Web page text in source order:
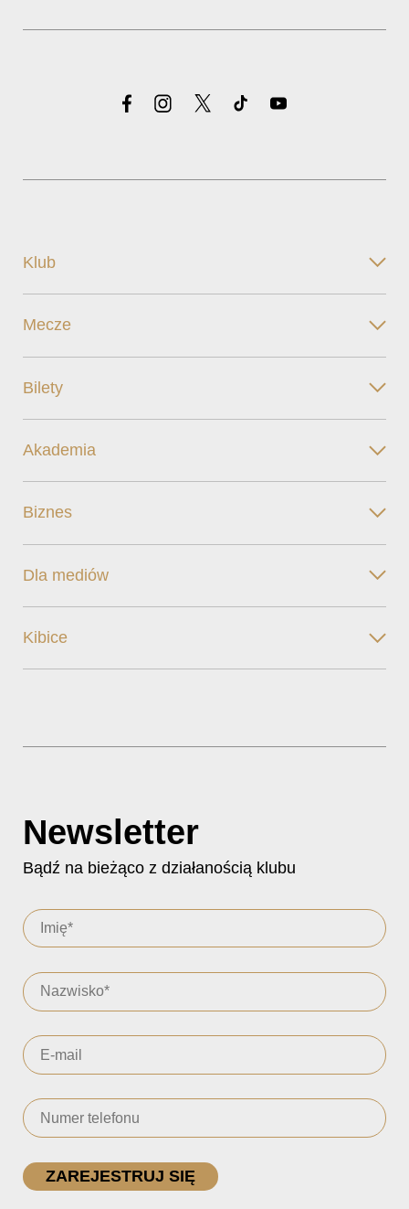
Klub
Mecze
Bilety
Akademia
Biznes
Dla mediów
Kibice
Newsletter
Bądź na bieżąco z działanością klubu